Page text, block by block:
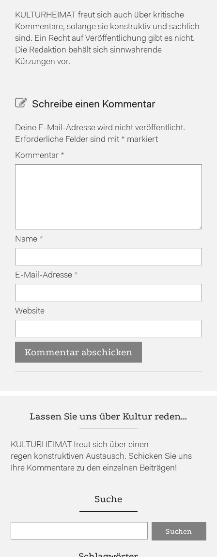
KULTURHEIMAT freut sich auch über kritische
Kommentare, solange sie konstruktiv und sachlich
sind. Ein Recht auf Veröffentlichung gibt es nicht.
Die Redaktion behält sich sinnwahrende
Kürzungen vor.
Schreibe einen Kommentar
Deine E-Mail-Adresse wird nicht veröffentlicht.
Erforderliche Felder sind mit * markiert
Kommentar *
Name *
E-Mail-Adresse *
Website
Lassen Sie uns über Kultur reden…
KULTURHEIMAT freut sich über einen
regen konstruktiven Austausch. Schicken Sie uns
Ihre Kommentare zu den einzelnen Beiträgen!
Suche